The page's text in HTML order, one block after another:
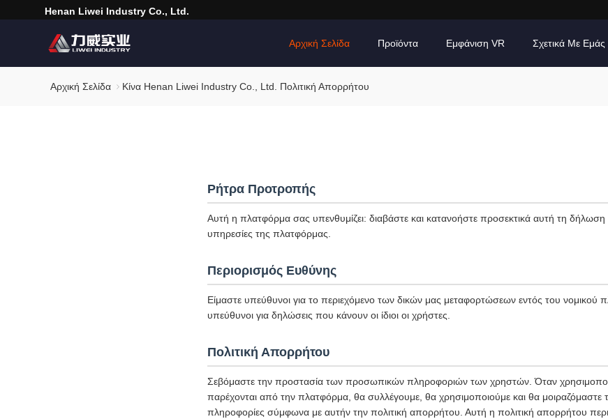
Henan Liwei Industry Co., Ltd.
Αρχική Σελίδα Προϊόντα Εμφάνιση VR Σχετικά Με Εμάς
Αρχική Σελίδα Κίνα Henan Liwei Industry Co., Ltd. Πολιτική Απορρήτου
Ρήτρα Προτροπής
Αυτή η πλατφόρμα σας υπενθυμίζει: διαβάστε και κατανοήστε προσεκτικά αυτή τη δήλωση
υπηρεσίες της πλατφόρμας.
Περιορισμός Ευθύνης
Είμαστε υπεύθυνοι για το περιεχόμενο των δικών μας μεταφορτώσεων εντός του νομικού
υπεύθυνοι για δηλώσεις που κάνουν οι ίδιοι οι χρήστες.
Πολιτική Απορρήτου
Σεβόμαστε την προστασία των προσωπικών πληροφοριών των χρηστών. Όταν
παρέχονται από την πλατφόρμα, θα συλλέγουμε, θα χρησιμοποιούμε και θα μοιραζόμαστε
πληροφορίες σύμφωνα με αυτήν την πολιτική απορρήτου. Αυτή η πολιτική απορρήτου